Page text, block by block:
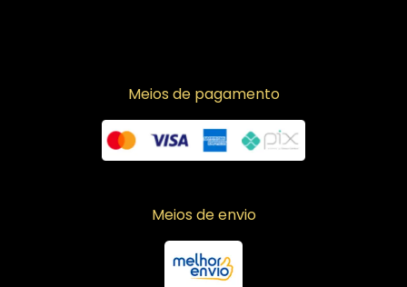
Meios de pagamento
Meios de envio